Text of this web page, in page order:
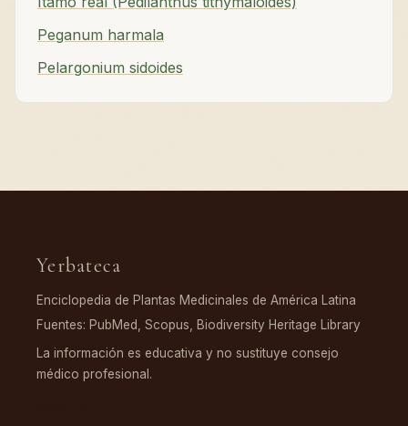
Peganum harmala
Pelargonium sidoides
Yerbateca
Enciclopedia de Plantas Medicinales de América Latina
Fuentes: PubMed, Scopus, Biodiversity Heritage Library
La información es educativa y no sustituye consejo
médico profesional.